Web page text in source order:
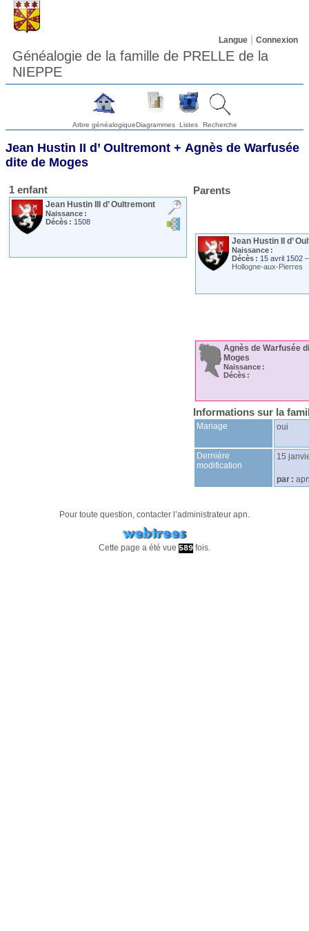
Langue Connexion
Généalogie de la famille de PRELLE de la
NIEPPE
Arbre généalogiqueDiagrammes Listes Recherche
Jean Hustin II d’ Oultremont + Agnès de Warfusée
dite de Moges
1 enfant
Jean Hustin IIId’ Oultremont
Naissance :
Décès : 1508
Parents
Jean Hustin IId’
Naissance :
Décès : 15 avril 1502
Hollogne-aux-Pierres
Agnès de Warfusée
Moges
Naissance :
Décès :
Informations sur la
Mariage oui
Dernière
modification
15
par :
Pour toute question, contacter l’administrateur apn.
Cette page a été vue 589 fois.